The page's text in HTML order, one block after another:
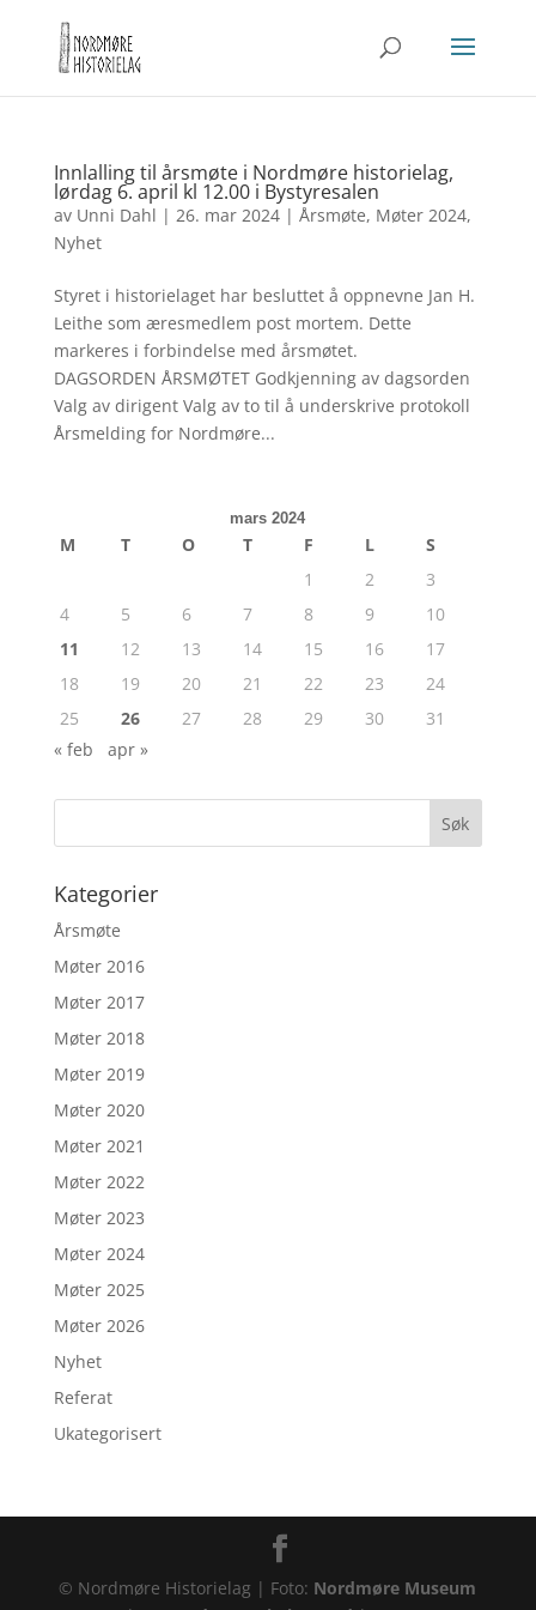
Innlalling til årsmøte i Nordmøre historielag,
lørdag 6. april kl 12.00 i Bystyresalen
av Unni Dahl | 26. mar 2024| Årsmøte, Møter 2024,
Nyhet
Styret i historielaget har besluttet å oppnevne Jan H.
Leithe som æres­medlem post mortem. Dette
markeres i forbindelse med årsmøtet.
DAGSORDEN ÅRSMØTET Godkjenning av dagsorden
Valg av dirigent Valg av to til å underskrive protokoll
Årsmelding for Nordmøre...
mars 2024
M T O T F L
S
1
2
3
4
5 6 7 8 9
10
11
12 13 14 15 16
17
18
19 20 21 22 23
24
25
26 27 28 29 30
31
« feb
apr »
Kategorier
Årsmøte
Møter 2016
Møter 2017
Møter 2018
Møter 2019
Møter 2020
Møter 2021
Møter 2022
Møter 2023
Møter 2024
Møter 2025
Møter 2026
Nyhet
Referat
Ukategorisert
© Nordmøre Historielag | Foto: Nordmøre Museum